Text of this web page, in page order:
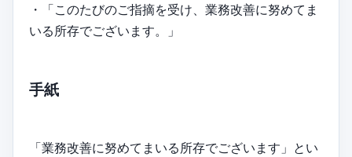
・「このたびのご指摘を受け、業務改善に努めてま
いる所存でございます。」
手紙
「業務改善に努めてまいる所存でございます」とい